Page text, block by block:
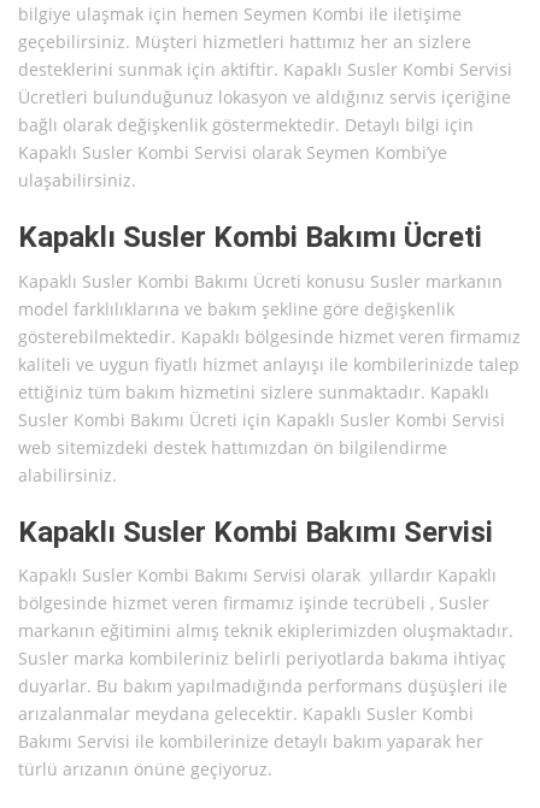
bilgiye ulaşmak için hemen Seymen Kombi ile iletişime
geçebilirsiniz. Müşteri hizmetleri hattımız her an sizlere
desteklerini sunmak için aktiftir. Kapaklı Susler Kombi Servisi
Ücretleri bulunduğunuz lokasyon ve aldığınız servis içeriğine
bağlı olarak değişkenlik göstermektedir. Detaylı bilgi için
Kapaklı Susler Kombi Servisi olarak Seymen Kombi’ye
ulaşabilirsiniz.
Kapaklı Susler Kombi Bakımı Ücreti
Kapaklı Susler Kombi Bakımı Ücreti konusu Susler markanın
model farklılıklarına ve bakım şekline göre değişkenlik
gösterebilmektedir. Kapaklı bölgesinde hizmet veren firmamız
kaliteli ve uygun fiyatlı hizmet anlayışı ile kombilerinizde talep
ettiğiniz tüm bakım hizmetini sizlere sunmaktadır. Kapaklı
Susler Kombi Bakımı Ücreti için Kapaklı Susler Kombi Servisi
web sitemizdeki destek hattımızdan ön bilgilendirme
alabilirsiniz.
Kapaklı Susler Kombi Bakımı Servisi
Kapaklı Susler Kombi Bakımı Servisi olarak yıllardır Kapaklı
bölgesinde hizmet veren firmamız işinde tecrübeli , Susler
markanın eğitimini almış teknik ekiplerimizden oluşmaktadır.
Susler marka kombileriniz belirli periyotlarda bakıma ihtiyaç
duyarlar. Bu bakım yapılmadığında performans düşüşleri ile
arızalanmalar meydana gelecektir. Kapaklı Susler Kombi
Bakımı Servisi ile kombilerinize detaylı bakım yaparak her
türlü arızanın önüne geçiyoruz.